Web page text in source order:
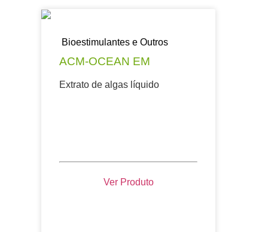
Bioestimulantes e Outros
ACM-OCEAN EM
Extrato de algas líquido
Ver Produto